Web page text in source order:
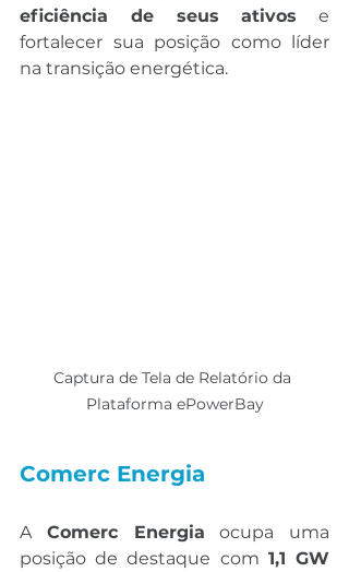
eficiência de seus ativos e
fortalecer sua posição como líder
na transição energética.
Captura de Tela de Relatório da
Plataforma ePowerBay
Comerc Energia
A Comerc Energia ocupa uma
posição de destaque com 1,1 GW